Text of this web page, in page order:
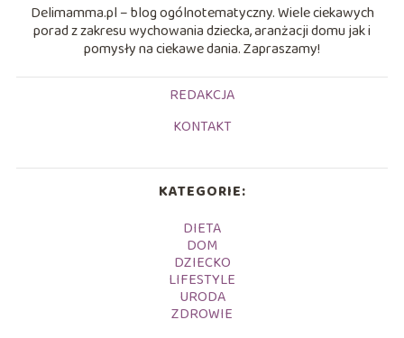
Delimamma.pl – blog ogólnotematyczny. Wiele ciekawych
porad z zakresu wychowania dziecka, aranżacji domu jak i
pomysły na ciekawe dania. Zapraszamy!
REDAKCJA
KONTAKT
KATEGORIE:
DIETA
DOM
DZIECKO
LIFESTYLE
URODA
ZDROWIE